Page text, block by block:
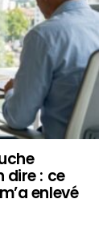
dire : ce
enlevé